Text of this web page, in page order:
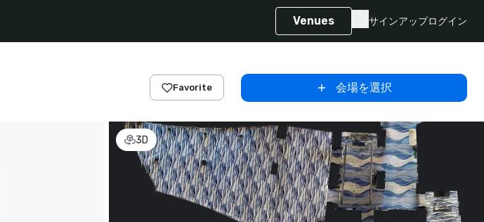
Venues サインアップログイン
Favorite 会場を選択
3D